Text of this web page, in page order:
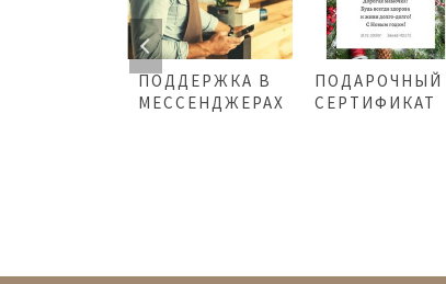
ПОДДЕРЖКА В
МЕССЕНДЖЕРАХ
ПОДАРОЧНЫЙ
СЕРТИФИКАТ